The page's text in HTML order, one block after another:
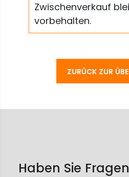
Zwischenverkauf
vorbehalten.
ZURÜCK ZUR
Haben Sie